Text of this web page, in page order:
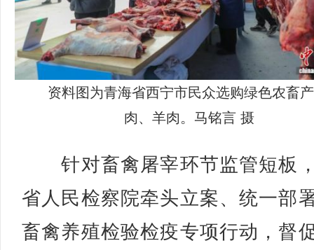
资料图为青海省西宁市民众选购绿色农畜
肉、羊肉。马铭言 摄
针对畜禽屠宰环节监管短板
省人民检察院牵头立案、统一部
畜禽养殖检验检疫专项行动，督